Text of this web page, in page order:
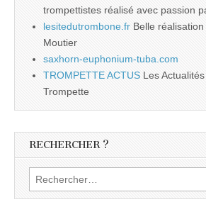
trompettistes réalisé avec passion
lesitedutrombone.fr Belle
Moutier
saxhorn-euphonium-tuba.com
TROMPETTE ACTUS Les
Trompette
RECHERCHER ?
Rechercher :